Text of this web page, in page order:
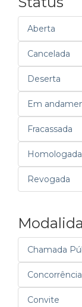
Aberta
Cancelada
Deserta
Em
Fracassada
Homologada
Revogada
Chamada
Convite